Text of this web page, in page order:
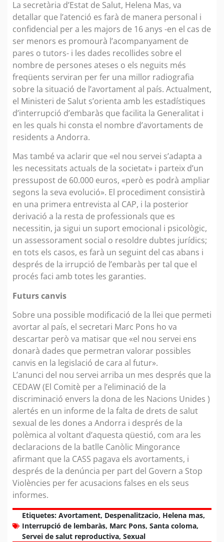
La secretària d’Estat de Salut, Helena Mas, va
detallar que l’atenció es farà de manera personal i
confidencial per a les majors de 16 anys -en el cas de
ser menors es promourà l’acompanyament de
pares o tutors- i les dades recollides sobre el
nombre de persones ateses o els neguits més
freqüents serviran per fer una millor radiografia
sobre la situació de l’avortament al país. Actualment,
el Ministeri de Salut s’orienta amb les estadístiques
d’interrupció d’embaràs que facilita la Generalitat i
en les quals hi consta el nombre d’avortaments de
residents a Andorra.
Mas també va aclarir que «el nou servei s’adapta a
les necessitats actuals de la societat» i parteix d’un
pressupost de 60.000 euros, «però es podrà ampliar
segons la seva evolució». El procediment consistirà
en una primera entrevista al CAP, i la posterior
derivació a la resta de professionals que es
necessitin, ja sigui un suport emocional i psicològic,
un assessorament social o resoldre dubtes jurídics;
en tots els casos, es farà un seguint del cas abans i
després de la irrupció de l’embaràs per tal que el
procés faci amb totes les garanties.
Futurs canvis
Sobre una possible modificació de la llei que permeti
avortar al país, el secretari Marc Pons ho va
descartar però va matisar que «el nou servei ens
donarà dades que permetran valorar possibles
canvis en la legislació de cara al futur».
L’anunci del nou servei arriba un mes després que la
CEDAW (El Comitè per a l’eliminació de la
discriminació envers la dona de les Nacions Unides )
alertés en un informe de la falta de drets de salut
sexual de les dones a Andorra i després de la
polèmica al voltant d’aquesta qüestió, com ara les
declaracions de la batlle Canòlic Mingorance
afirmant que la CASS pagava els avortaments, i
després de la denúncia per part del Govern a Stop
Violències per fer acusacions falses en els seus
informes.
Etiquetes: Avortament, Despenalitzacio, Helena mas,
Interrupció de lembaràs, Marc Pons, Santa coloma,
Servei de salut reproductiva, Sexual